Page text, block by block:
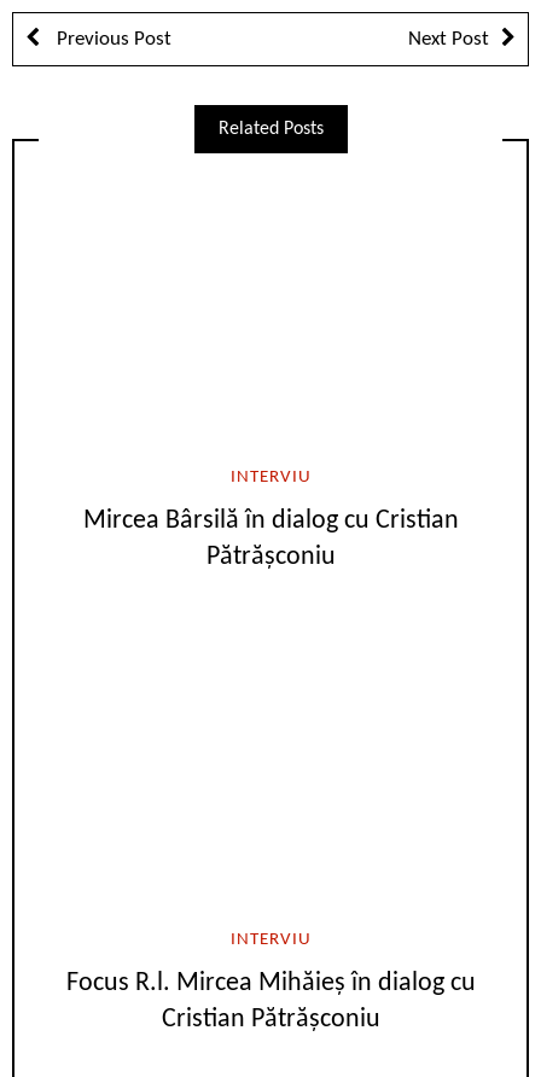
Previous Post Next Post
Related Posts
INTERVIU
Mircea Bârsilă în dialog cu Cristian
Pătrășconiu
INTERVIU
Focus R.l. Mircea Mihăieș în dialog cu
Cristian Pătrășconiu